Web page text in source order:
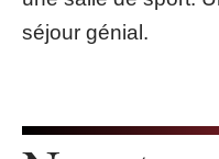
séjour génial.